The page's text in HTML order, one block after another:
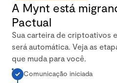
A carteira
A Mynt está
Pactual
Sua carteira de criptoativos
será automática. Veja as
que muda para você.
Comunicação iniciada